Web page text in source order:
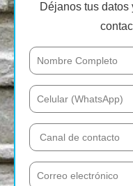
Déjanos tus